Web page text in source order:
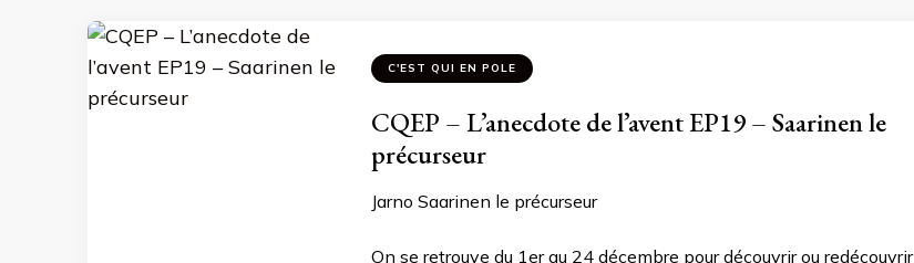
C'EST QUI EN POLE
CQEP – L’anecdote de l’avent EP19 – Saarinen le
précurseur
Jarno Saarinen le précurseur
On se retrouve du 1er au 24 décembre pour découvrir ou redécouvrir